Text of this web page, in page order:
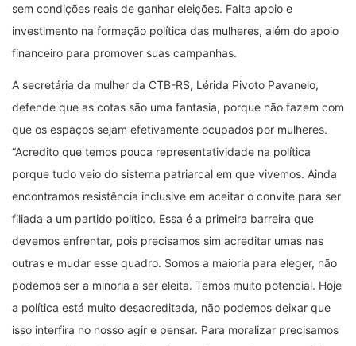
sem condições reais de ganhar eleições. Falta apoio e
investimento na formação política das mulheres, além do apoio
financeiro para promover suas campanhas.
A secretária da mulher da CTB-RS, Lérida Pivoto Pavanelo,
defende que as cotas são uma fantasia, porque não fazem com
que os espaços sejam efetivamente ocupados por mulheres.
“Acredito que temos pouca representatividade na política
porque tudo veio do sistema patriarcal em que vivemos. Ainda
encontramos resistência inclusive em aceitar o convite para ser
filiada a um partido político. Essa é a primeira barreira que
devemos enfrentar, pois precisamos sim acreditar umas nas
outras e mudar esse quadro. Somos a maioria para eleger, não
podemos ser a minoria a ser eleita. Temos muito potencial. Hoje
a política está muito desacreditada, não podemos deixar que
isso interfira no nosso agir e pensar. Para moralizar precisamos